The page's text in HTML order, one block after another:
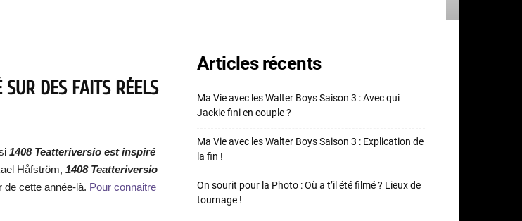
DES FAITS RÉELS
1408 Teatteriversio est inspiré
Håfström, 1408 Teatteriversio
de cette année-là. Pour connaitre
Articles récents
Ma Vie avec les Walter Boys Saison 3 : Avec qui
Jackie fini en couple ?
Ma Vie avec les Walter Boys Saison 3 : Explication de
la fin !
On sourit pour la Photo : Où a t’il été filmé ? Lieux de
tournage !